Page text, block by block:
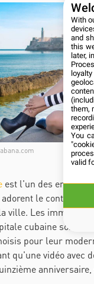
est l'un des endroits
le contraste
ville. Les
cubaine sont
pour leur
qu'une vidéo avec
With
and
this
later,
them,
You
valid